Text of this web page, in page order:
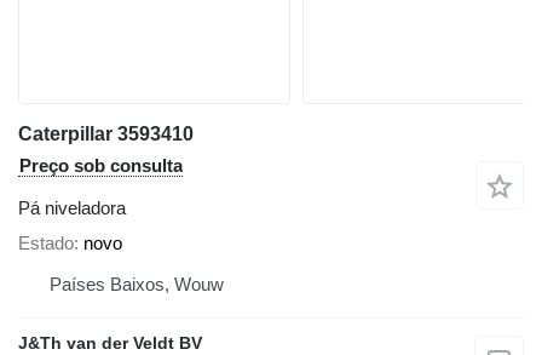
Caterpillar 3593410
Preço sob consulta
Pá niveladora
Estado novo
Países Baixos, Wouw
J&Th van der Veldt BV